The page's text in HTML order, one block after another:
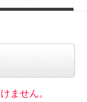
ません。